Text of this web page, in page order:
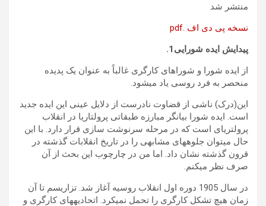
منتشر شد
نسخه پی دی اف .pdf
پیدایش ایده شورایی‎‎.1‎
از ایده شورا و شوراهای کارگری غالباً به عنوان یک پدیده
منحصر به فرد روسی یاد می­شود.
این(درک) ناشی از قضاوت نادرست از دلایل عینی این ایده جدید
است. ایده شورا بیانگر مبارزه طبقاتی پرولتاریا در انقلاب
پرولتری­ای است که در مرحله سرنوشت سازی قرار دارد. با این
حال می­توان جلوه­های مشابهی را در تاریخ انقلابات گذشته در
قرون گذشته نشان داد. اما من در چارچوب این بحث از آن
صرف نظر می­کنم.
در سال 1905 دوره اول انقلاب روسیه آغاز شد. تزاریسم تا آن
زمان هیچ تشکل کارگری را تحمل نمی­کرد. اتحادیه­های کارگری و